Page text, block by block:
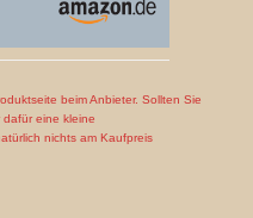
beim Anbieter. Sollten Sie
eine kleine
nichts am Kaufpreis